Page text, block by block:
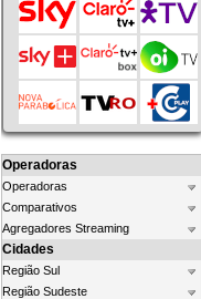
Operadoras
Operadoras
Comparativos
Agregadores Streaming
Cidades
Região Sul
Região Sudeste